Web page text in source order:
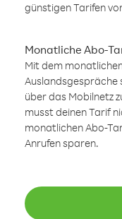
günstigen Tarifen
Monatliche Abo-
Mit dem
Auslandsgespräche
über das Mobilnetz
musst deinen Tarif
monatlichen Abo-
Anrufen sparen.